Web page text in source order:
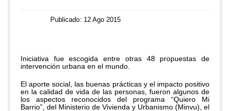
Publicado: 12 Ago 2015
Iniciativa fue escogida entre otras 48 propuestas de
intervención urbana en el mundo.
El aporte social, las buenas prácticas y el impacto positivo
en la calidad de vida de las personas, fueron algunos de
los aspectos reconocidos del programa “Quiero Mi
Barrio”, del Ministerio de Vivienda y Urbanismo (Minvu), el